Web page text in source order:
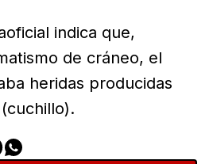
indica que,
de cráneo, el
heridas producidas